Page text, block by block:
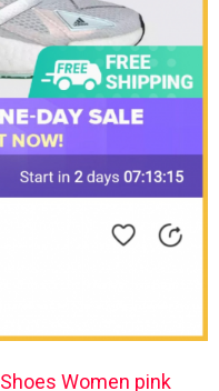
Women pink